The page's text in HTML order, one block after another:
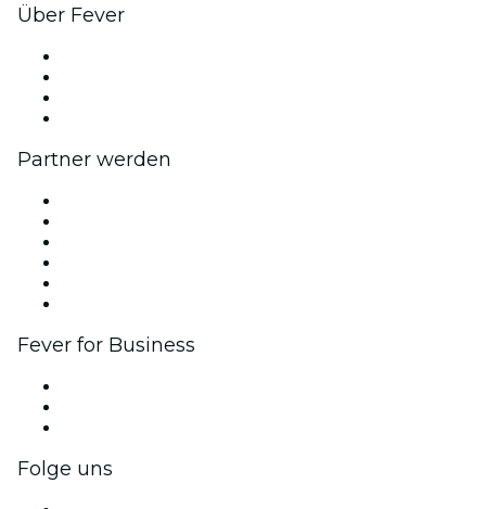
Über Fever
Partner werden
Fever for Business
Folge uns